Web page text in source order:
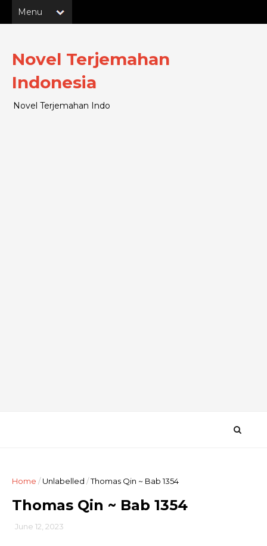
Novel Terjemahan
Indonesia
Novel Terjemahan Indo
Home /Unlabelled /Thomas Qin ~ Bab 1354
Thomas Qin ~ Bab 1354
June 12, 2023